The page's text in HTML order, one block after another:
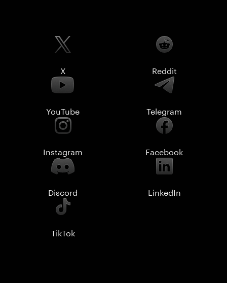
X Reddit
YouTube Telegram
Instagram Facebook
Discord LinkedIn
TikTok